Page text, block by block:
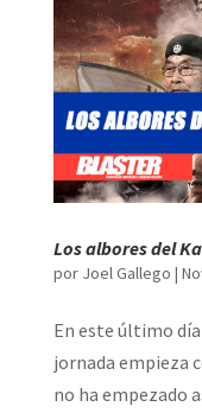
Los albores del
por Joel Gallego |
En este último
jornada empieza
no ha empezado